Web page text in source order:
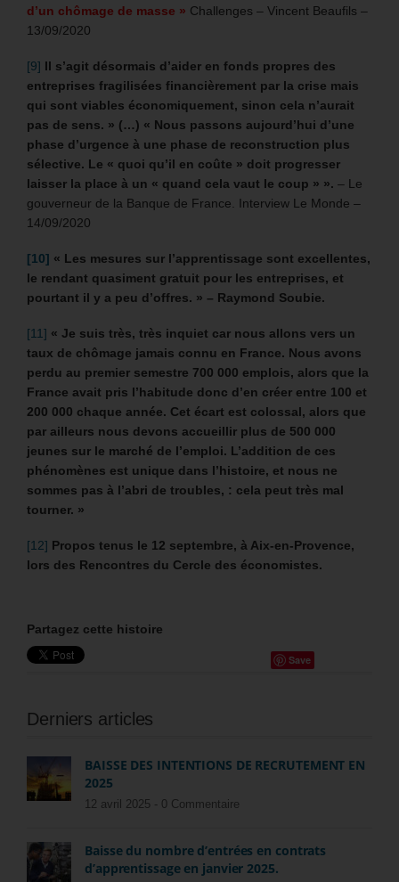
d’un chômage de masse » Challenges – Vincent Beaufils –
13/09/2020
[9] Il s’agit désormais d’aider en fonds propres des
entreprises fragilisées financièrement par la crise mais
qui sont viables économiquement, sinon cela n’aurait
pas de sens. » (…) « Nous passons aujourd’hui d’une
phase d’urgence à une phase de reconstruction plus
sélective. Le « quoi qu’il en coûte » doit progresser
laisser la place à un « quand cela vaut le coup » ». – Le
gouverneur de la Banque de France. Interview Le Monde –
14/09/2020
[10] « Les mesures sur l’apprentissage sont excellentes,
le rendant quasiment gratuit pour les entreprises, et
pourtant il y a peu d’offres. » – Raymond Soubie.
[11] « Je suis très, très inquiet car nous allons vers un
taux de chômage jamais connu en France. Nous avons
perdu au premier semestre 700 000 emplois, alors que la
France avait pris l’habitude donc d’en créer entre 100 et
200 000 chaque année. Cet écart est colossal, alors que
par ailleurs nous devons accueillir plus de 500 000
jeunes sur le marché de l’emploi. L’addition de ces
phénomènes est unique dans l’histoire, et nous ne
sommes pas à l’abri de troubles, : cela peut très mal
tourner. »
[12] Propos tenus le 12 septembre, à Aix-en-Provence,
lors des Rencontres du Cercle des économistes.
Partagez cette histoire
Save
Derniers articles
BAISSE DES INTENTIONS DE RECRUTEMENT EN
2025
12 avril 2025 - 0 Commentaire
Baisse du nombre d’entrées en contrats
d’apprentissage en janvier 2025.